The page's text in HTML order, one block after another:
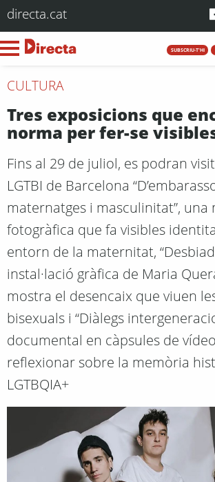
directa.cat
SUBSCRIU-T'HI
CULTURA
Tres exposicions que
norma per fer-se
Fins al 29 de juliol, es podran
LGTBI de Barcelona
maternatges i masculinitat”, una
fotogràfica que fa visibles
entorn de la maternitat,
instal·lació gràfica de Maria
mostra el desencaix que viuen
bisexuals i “Diàlegs
documental en càpsules de
reflexionar sobre la memòria
LGTBQIA+